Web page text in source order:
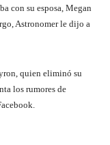
con su esposa, Megan
Astronomer le dijo a
quien eliminó su
los rumores de